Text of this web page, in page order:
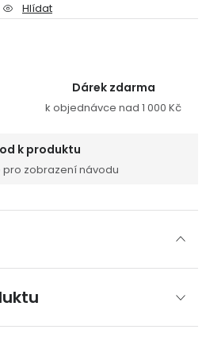
Hlídat
Dárek zdarma
k objednávce nad 1 000 Kč
k produktu
pro zobrazení návodu